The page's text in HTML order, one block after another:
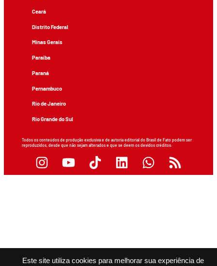
Este site utiliza cookies para melhorar sua experiência de
Ceará
Distrito Federal
Minas Gerais
Paraíba
Paraná
Pernambuco
Rio de Janeiro
Rio Grande do Sul
Todos os conteúdos de produção exclusiva e de autoria editorial do Brasil de Fato podem ser
reproduzidos, desde que não sejam alterados e que se deem os devidos créditos.